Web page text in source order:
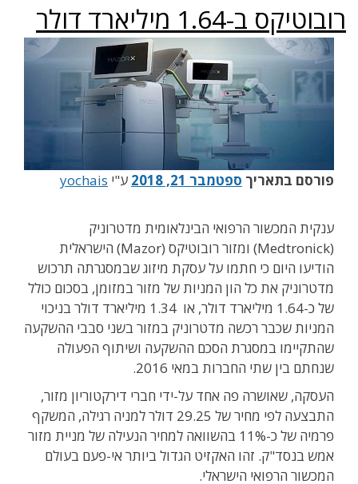
רובוטיקס ב-1.64 מיליארד דולר
פורסם בתאריך ספטמבר 21, 2018 ע"י yochais
ענקית המכשור הרפואי הבינלאומית מדטרוניק
(Medtronick) ומזור רובוטיקס (Mazor) הישראלית
הודיעו היום כי חתמו על עסקת מיזוג שבמסגרתה תרכוש
מדטרוניק את כל הון המניות של מזור במזומן, בסכום כולל
של כ-1.64 מיליארד דולר, או 1.34 מיליארד דולר בניכוי
המניות שכבר רכשה מדטרוניק במזור בשני סבבי ההשקעה
שהתקיימו במסגרת הסכם ההשקעה ושיתוף הפעולה
שנחתם בין שתי החברות במאי 2016.
העסקה, שאושרה פה אחד על-ידי חברי דירקטוריון מזור,
התבצעה לפי מחיר של 29.25 דולר למניה רגילה, המשקף
פרמיה של כ-11% בהשוואה למחיר הנעילה של מניית מזור
אמש בנסד"ק. זהו האקזיט הגדול ביותר אי-פעם בעולם
המכשור הרפואי הישראלי.